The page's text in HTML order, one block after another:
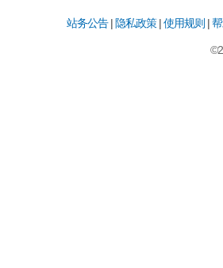
站务公告| 隐私政策|使用规则 |